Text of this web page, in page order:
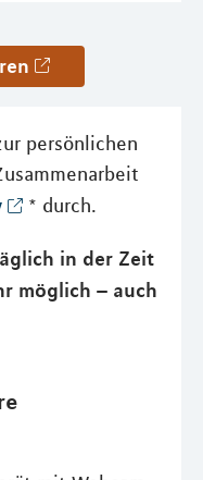
persönlichen
* durch.
in der Zeit
möglich – auch